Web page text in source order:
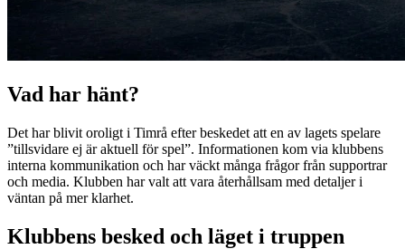
Vad har hänt?
Det har blivit oroligt i Timrå efter beskedet att en av lagets spelare
”tillsvidare ej är aktuell för spel”. Informationen kom via klubbens
interna kommunikation och har väckt många frågor från supportrar
och media. Klubben har valt att vara återhållsam med detaljer i
väntan på mer klarhet.
Klubbens besked och läget i truppen